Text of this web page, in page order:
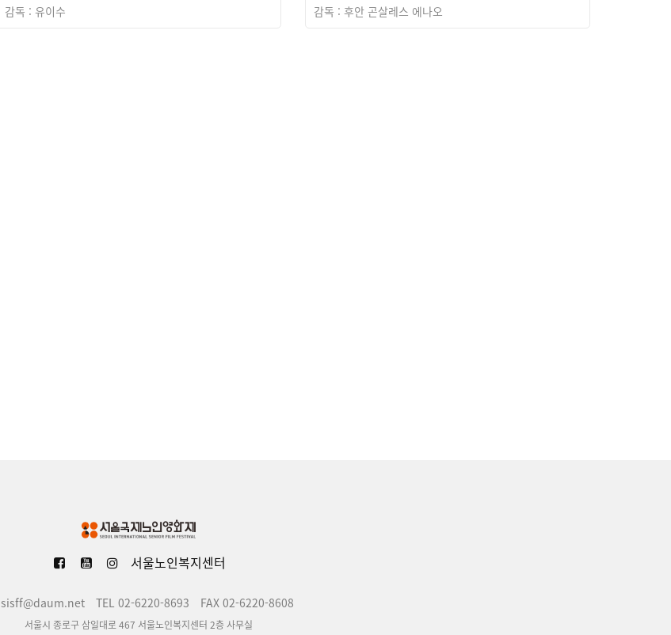
감독 : 유이수
감독 : 후안 곤살레스 에나오
서울노인복지센터
sisff@daum.net TEL 02-6220-8693 FAX 02-6220-8608
서울시 종로구 삼일대로 467 서울노인복지센터 2층 사무실